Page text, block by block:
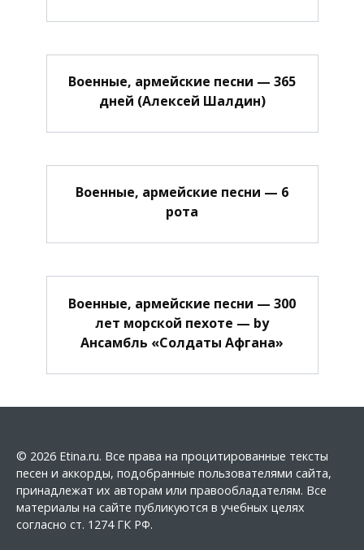
Военные, армейские песни — 365
дней (Алексей Шалдин)
Военные, армейские песни — 6
рота
Военные, армейские песни — 300
лет морской пехоте — by
Ансамбль «Солдаты Афгана»
© 2026 Etina.ru. Все права на процитированные тексты
песен и аккорды, подобранные пользователями сайта,
принадлежат их авторам или правообладателям. Все
материалы на сайте публикуются в учебных целях
согласно ст. 1274 ГК РФ.